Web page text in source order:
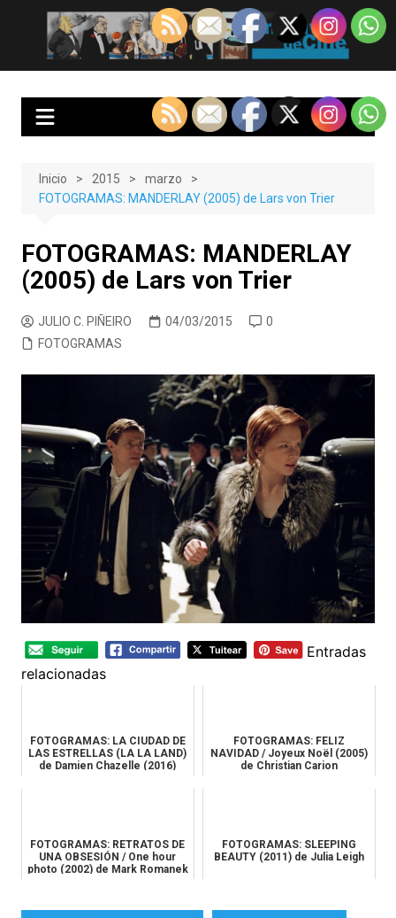
contenido
EnClave de Cine
Crítica cinematográfica y audiovisual. Punto de encuentro para los
Inicio 2015
marzo
FOTOGRAMAS: MANDERLAY (2005) de Lars von Trier
FOTOGRAMAS: MANDERLAY
(2005) de Lars von Trier
JULIO C. PIÑEIRO 04/03/2015
0
FOTOGRAMAS
Entradas
relacionadas
FOTOGRAMAS: LA CIUDAD DE
LAS ESTRELLAS (LA LA LAND)
de Damien Chazelle (2016)
FOTOGRAMAS: FELIZ
NAVIDAD / Joyeux Noël (2005)
de Christian Carion
FOTOGRAMAS: RETRATOS DE
UNA OBSESIÓN / One hour
photo (2002) de Mark Romanek
FOTOGRAMAS: SLEEPING
BEAUTY (2011) de Julia Leigh